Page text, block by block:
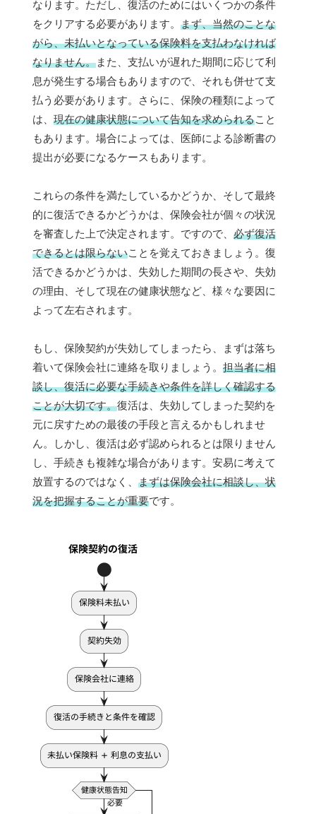
なります。ただし、復活のためにはいくつかの条件
をクリアする必要があります。 まず、当然のことな
がら、未払いとなっている保険料を支払わなければ
なりません。また、支払いが遅れた期間に応じて利
息が発生する場合もありますので、それも併せて支
払う必要があります。さらに、保険の種類によって
は、 現在の健康状態について告知を求められること
もあります。場合によっては、医師による診断書の
提出が必要になるケースもあります。
これらの条件を満たしているかどうか、そして最終
的に復活できるかどうかは、保険会社が個々の状況
を審査した上で決定されます。ですので、 必ず復活
できるとは限らないことを覚えておきましょう。復
活できるかどうかは、失効した期間の長さや、失効
の理由、そして現在の健康状態など、様々な要因に
よって左右されます。
もし、保険契約が失効してしまったら、まずは落ち
着いて保険会社に連絡を取りましょう。 担当者に相
談し、復活に必要な手続きや条件を詳しく確認する
ことが大切です。復活は、失効してしまった契約を
元に戻すための最後の手段と言えるかもしれませ
ん。しかし、復活は必ず認められるとは限りません
し、手続きも複雑な場合があります。安易に考えて
放置するのではなく、 まずは保険会社に相談し、状
況を把握することが重要です。